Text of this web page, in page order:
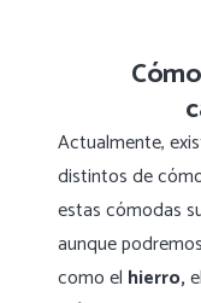
Actualmente,
distintos de
estas cómodas
aunque
como el hierro,el